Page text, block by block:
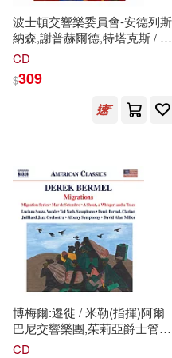
（英）柯南道爾(60)
童趣出版有限公司(59)
坂田信弘(58)
卓錦炎(54)
中國法制出版社(472)
悅文社(439)
譯林出版社(437)
煤炭工業出版社(415)
中國農業出版社(408)
作者/演唱/譯/編/繪(2)
範圍
波士頓交響樂委員會-安德列
納森,謝普赫爾德,特塔克斯 / 尼
爾森斯(指揮)波士頓交響樂團,
Symphony Commissions-
Andres, Nathan, Shepherd,
CD
$309
博梅爾:遷徙 / 米勒(指揮)阿爾
巴尼交響樂團,茱莉亞爵士管弦
樂團,露西安娜索莎(主唱)
CD